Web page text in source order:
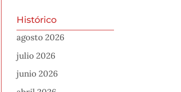
Histórico
agosto 2026
julio 2026
junio 2026